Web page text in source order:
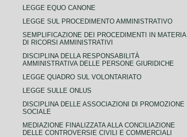
LEGGE EQUO CANONE
LEGGE SUL PROCEDIMENTO AMMINISTRATIVO
SEMPLIFICAZIONE DEI PROCEDIMENTI IN MATERIA
DI RICORSI AMMINISTRATIVI
DISCIPLINA DELLA RESPONSABILITÀ
AMMINISTRATIVA DELLE PERSONE GIURIDICHE
LEGGE QUADRO SUL VOLONTARIATO
LEGGE SULLE ONLUS
DISCIPLINA DELLE ASSOCIAZIONI DI PROMOZIONE
SOCIALE
MEDIAZIONE FINALIZZATA ALLA CONCILIAZIONE
DELLE CONTROVERSIE CIVILI E COMMERCIALI